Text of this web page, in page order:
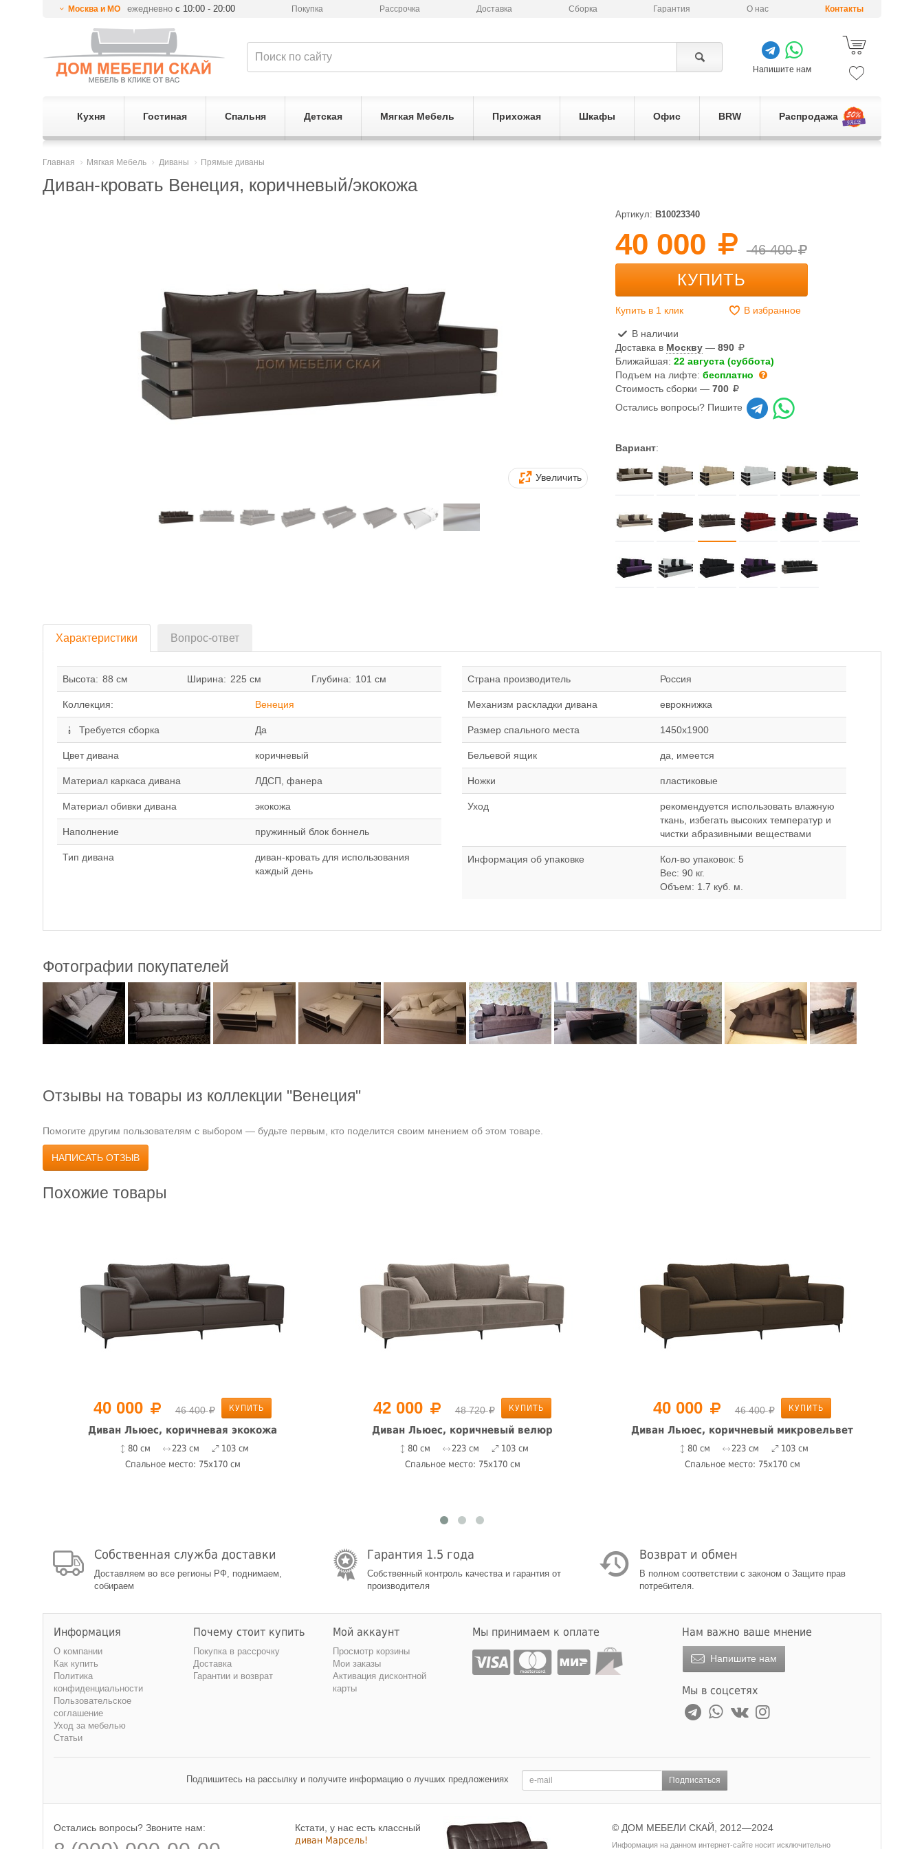
Москва и МО ежедневнос 10:00 - 20:00 Покупка Рассрочка Доставка Сборка Гарантия О нас Контакты
Напишите нам
Кухня Гостиная Спальня Детская Мягкая Мебель Прихожая Шкафы Офис BRW Распродажа
Главная Мягкая Мебель Диваны Прямые диваны
Диван-кровать Венеция, коричневый/экокожа
Увеличить
Артикул: B10023340
40 000 46 400
КУПИТЬ
Купить в 1 клик В избранное
В наличии
Доставка в Москву —890
Ближайшая:22 августа (суббота)
Подъем на лифте:бесплатно
Стоимость сборки —700
Остались вопросы? Пишите
Вариант:
Характеристики Вопрос-ответ
Высота: 88 см Ширина: 225 см Глубина: 101 см
Коллекция: Венеция
Требуется сборка Да
Цвет дивана коричневый
Материал каркаса дивана ЛДСП, фанера
Материал обивки дивана экокожа
Наполнение пружинный блок боннель
Тип дивана
диван-кровать для использования
каждый день
Страна производитель Россия
Механизм раскладки дивана еврокнижка
Размер спального места 1450x1900
Бельевой ящик да, имеется
Ножки пластиковые
Уход
рекомендуется использовать влажную
ткань, избегать высоких температур и
чистки абразивными веществами
Информация об упаковке
Кол-во упаковок: 5
Вес: 90 кг.
Объем: 1.7 куб. м.
Фотографии покупателей
Отзывы на товары из коллекции "Венеция"
Помогите другим пользователям с выбором — будьте первым, кто поделится своим мнением об этом товаре.
НАПИСАТЬ ОТЗЫВ
Похожие товары
40 000 46 400 КУПИТЬ
Диван Льюес, коричневая экокожа
80 см 223 см
103 см
Спальное место: 75x170 см
42 000 48 720 КУПИТЬ
Диван Льюес, коричневый велюр
80 см 223 см
103 см
Спальное место: 75x170 см
40 000 46 400 КУПИТЬ
Диван Льюес, коричневый микровельвет
80 см 223 см
103 см
Спальное место: 75x170 см
Собственная служба доставки
Доставляем во все регионы РФ, поднимаем,
собираем
Гарантия 1.5 года
Собственный контроль качества и гарантия от
производителя
Возврат и обмен
В полном соответствии с законом о Защите прав
потребителя.
Информация
О компании
Как купить
Политика
конфиденциальности
Пользовательское
соглашение
Уход за мебелью
Статьи
Почему стоит купить
Покупка в рассрочку
Доставка
Гарантии и возврат
Мой аккаунт
Просмотр корзины
Мои заказы
Активация дисконтной
карты
Мы принимаем к оплате Нам важно ваше мнение
Напишите нам
Мы в соцсетях
Подпишитесь на рассылку и получите информацию о лучших предложениях Подписаться
Остались вопросы? Звоните нам:
Кстати, у нас есть классный
диван Марсель!
© ДОМ МЕБЕЛИ СКАЙ, 2012—2024
Информация на данном интернет-сайте носит исключительно